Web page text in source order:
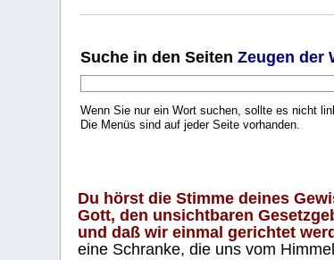
Suche in den SeitenZeugen der
Wenn Sie nur ein Wort suchen, sollte es nicht
Die Menüs sind auf jeder Seite vorhanden..
Du hörst die Stimme deines
Gott, den unsichtbaren
und daß wir einmal gerichtet
eine Schranke, die uns vom